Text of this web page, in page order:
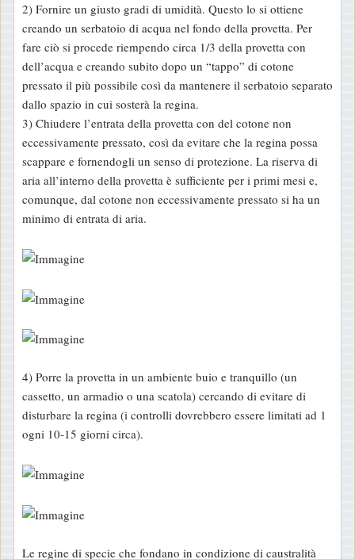
2) Fornire un giusto gradi di umidità. Questo lo si ottiene
creando un serbatoio di acqua nel fondo della provetta. Per
fare ciò si procede riempendo circa 1/3 della provetta con
dell’acqua e creando subito dopo un “tappo” di cotone
pressato il più possibile così da mantenere il serbatoio separato
dallo spazio in cui sosterà la regina.
3) Chiudere l’entrata della provetta con del cotone non
eccessivamente pressato, così da evitare che la regina possa
scappare e fornendogli un senso di protezione. La riserva di
aria all’interno della provetta è sufficiente per i primi mesi e,
comunque, dal cotone non eccessivamente pressato si ha un
minimo di entrata di aria.
4) Porre la provetta in un ambiente buio e tranquillo (un
cassetto, un armadio o una scatola) cercando di evitare di
disturbare la regina (i controlli dovrebbero essere limitati ad 1
ogni 10-15 giorni circa).
Le regine di specie che fondano in condizione di caustralità